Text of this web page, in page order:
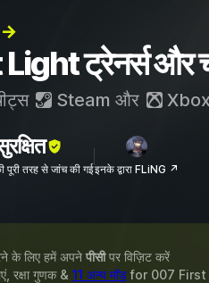
→
ट्रेनर्स और
Steam और Xbox
पूरी तरह से जांच की गईइनके द्वारा FLiNG ↗
के लिए हमें अपने पीसीपर विज़िट करें
रक्षा गुणक & 11 अन्य मॉडfor 007